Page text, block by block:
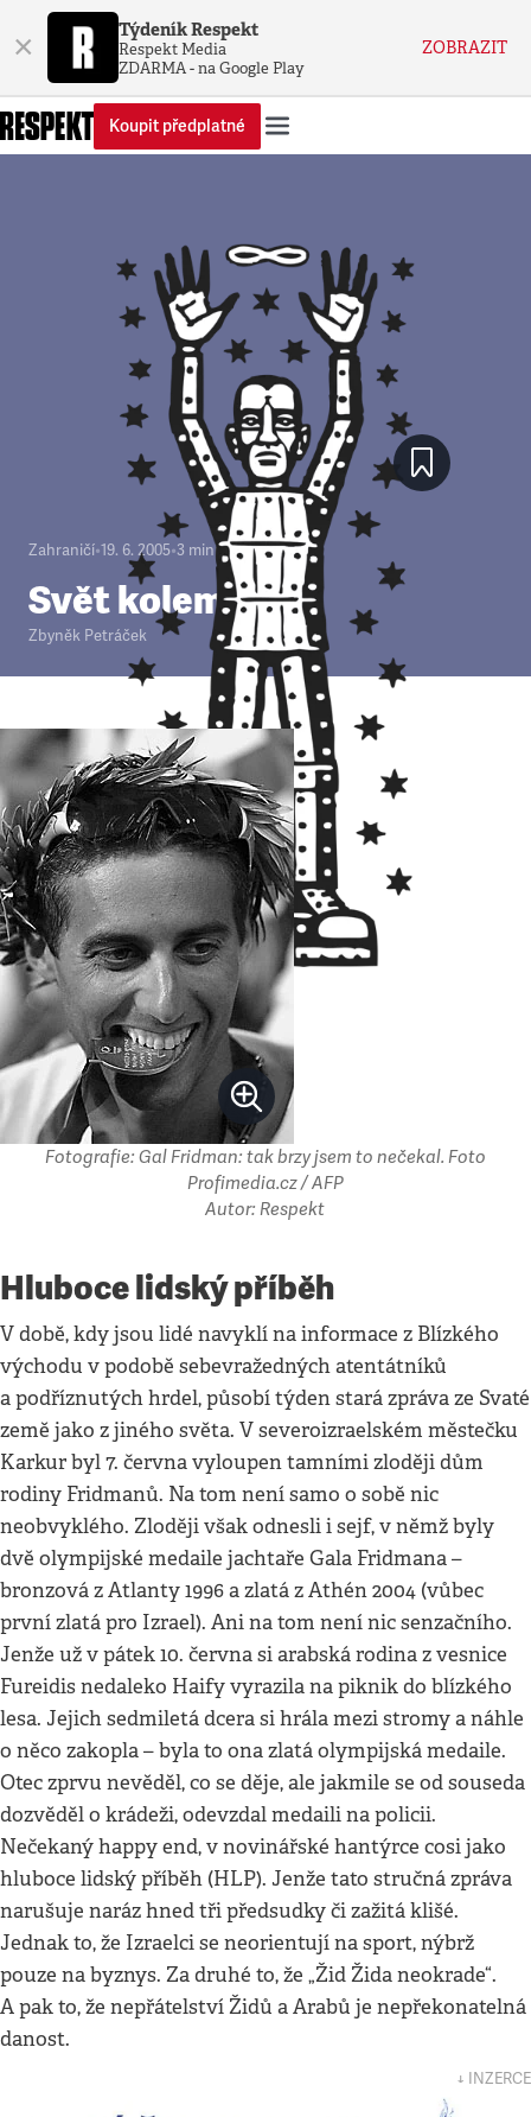
× Týdeník Respekt
Respekt Media
ZDARMA - na Google Play
ZOBRAZIT
Koupit předplatné
Zahraničí•19. 6. 2005•3 minuty
Svět kolem
Zbyněk Petráček
Fotografie: Gal Fridman: tak brzy jsem to nečekal. Foto
Profimedia.cz / AFP
Autor: Respekt
Hluboce lidský příběh
V době, kdy jsou lidé navyklí na informace z Blízkého
východu v podobě sebevražedných atentátníků
a podříznutých hrdel, působí týden stará zpráva ze Svaté
země jako z jiného světa. V severoizraelském městečku
Karkur byl 7. června vyloupen tamními zloději dům
rodiny Fridmanů. Na tom není samo o sobě nic
neobvyklého. Zloději však odnesli i sejf, v němž byly
dvě olympijské medaile jachtaře Gala Fridmana –
bronzová z Atlanty 1996 a zlatá z Athén 2004 (vůbec
první zlatá pro Izrael). Ani na tom není nic senzačního.
Jenže už v pátek 10. června si arabská rodina z vesnice
Fureidis nedaleko Haify vyrazila na piknik do blízkého
lesa. Jejich sedmiletá dcera si hrála mezi stromy a náhle
o něco zakopla – byla to ona zlatá olympijská medaile.
Otec zprvu nevěděl, co se děje, ale jakmile se od souseda
dozvěděl o krádeži, odevzdal medaili na policii.
Nečekaný happy end, v novinářské hantýrce cosi jako
hluboce lidský příběh (HLP). Jenže tato stručná zpráva
narušuje naráz hned tři předsudky či zažitá klišé.
Jednak to, že Izraelci se neorientují na sport, nýbrž
pouze na byznys. Za druhé to, že „Žid Žida neokrade“.
A pak to, že nepřátelství Židů a Arabů je nepřekonatelná
danost.
↓ INZERCE